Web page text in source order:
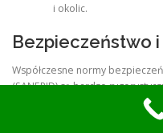
i okolic.
Bezpieczeństwo
Współczesne normy
(SANEPID) są bardzo
miejscach pracy naraża
oraz odpowiedzialność cywilną